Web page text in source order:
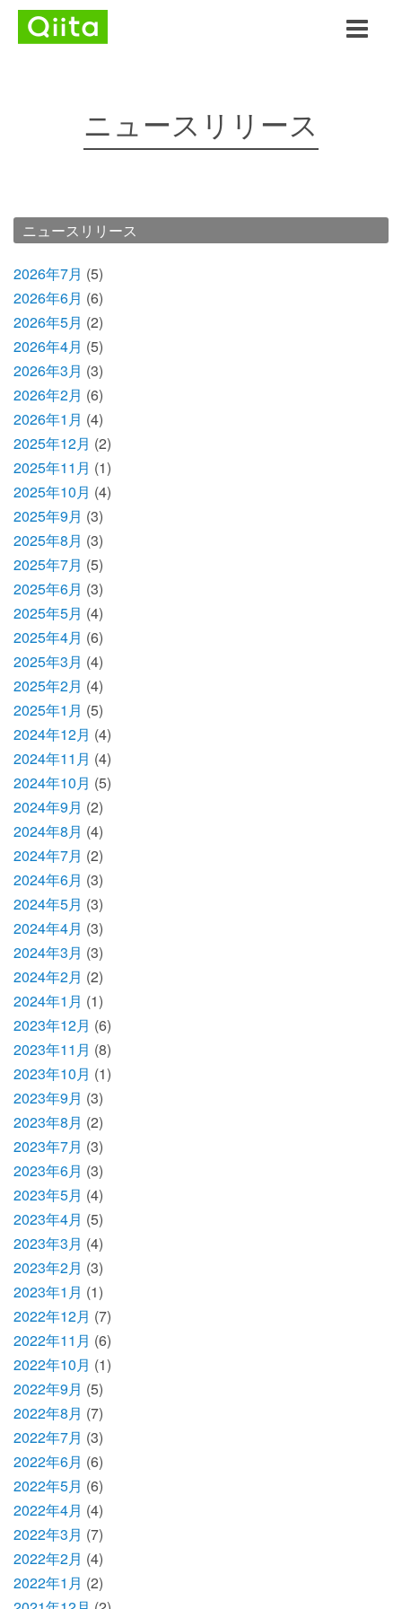
ニュースリリース
ニュースリリース
2026年7月 (5)
2026年6月 (6)
2026年5月 (2)
2026年4月 (5)
2026年3月 (3)
2026年2月 (6)
2026年1月 (4)
2025年12月 (2)
2025年11月 (1)
2025年10月 (4)
2025年9月 (3)
2025年8月 (3)
2025年7月 (5)
2025年6月 (3)
2025年5月 (4)
2025年4月 (6)
2025年3月 (4)
2025年2月 (4)
2025年1月 (5)
2024年12月 (4)
2024年11月 (4)
2024年10月 (5)
2024年9月 (2)
2024年8月 (4)
2024年7月 (2)
2024年6月 (3)
2024年5月 (3)
2024年4月 (3)
2024年3月 (3)
2024年2月 (2)
2024年1月 (1)
2023年12月 (6)
2023年11月 (8)
2023年10月 (1)
2023年9月 (3)
2023年8月 (2)
2023年7月 (3)
2023年6月 (3)
2023年5月 (4)
2023年4月 (5)
2023年3月 (4)
2023年2月 (3)
2023年1月 (1)
2022年12月 (7)
2022年11月 (6)
2022年10月 (1)
2022年9月 (5)
2022年8月 (7)
2022年7月 (3)
2022年6月 (6)
2022年5月 (6)
2022年4月 (4)
2022年3月 (7)
2022年2月 (4)
2022年1月 (2)